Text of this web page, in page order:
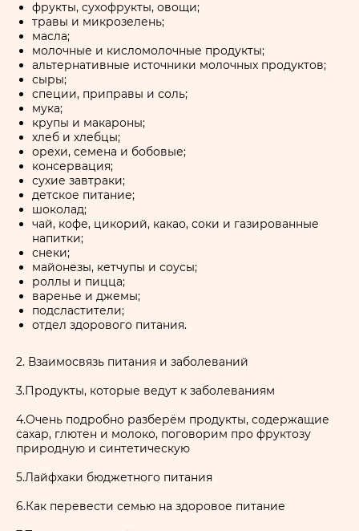
фрукты, сухофрукты, овощи;
травы и микрозелень;
масла;
молочные и кисломолочные продукты;
альтернативные источники молочных продуктов;
сыры;
специи, приправы и соль;
мука;
крупы и макароны;
хлеб и хлебцы;
орехи, семена и бобовые;
консервация;
сухие завтраки;
детское питание;
шоколад;
чай, кофе, цикорий, какао, соки и газированные
напитки;
снеки;
майонезы, кетчупы и соусы;
роллы и пицца;
варенье и джемы;
подсластители;
отдел здорового питания.
2. Взаимосвязь питания и заболеваний
3.Продукты, которые ведут к заболеваниям
4.Очень подробно разберём продукты, содержащие
сахар, глютен и молоко, поговорим про фруктозу
природную и синтетическую
5.Лайфхаки бюджетного питания
6.Как перевести семью на здоровое питание